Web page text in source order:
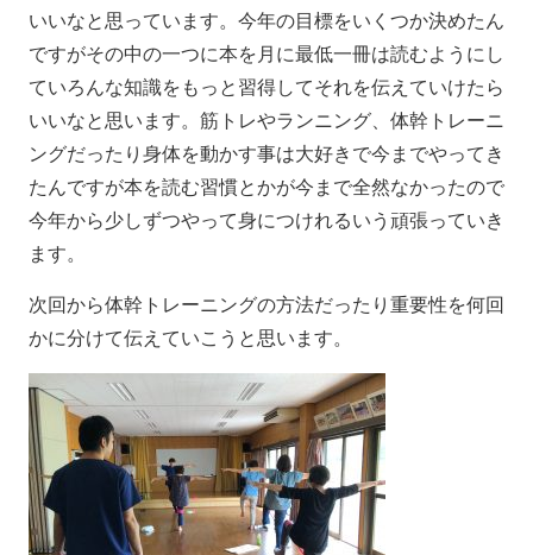
いいなと思っています。今年の目標をいくつか決めたん
ですがその中の一つに本を月に最低一冊は読むようにし
ていろんな知識をもっと習得してそれを伝えていけたら
いいなと思います。筋トレやランニング、体幹トレーニ
ングだったり身体を動かす事は大好きで今までやってき
たんですが本を読む習慣とかが今まで全然なかったので
今年から少しずつやって身につけれるいう頑張っていき
ます。
次回から体幹トレーニングの方法だったり重要性を何回
かに分けて伝えていこうと思います。